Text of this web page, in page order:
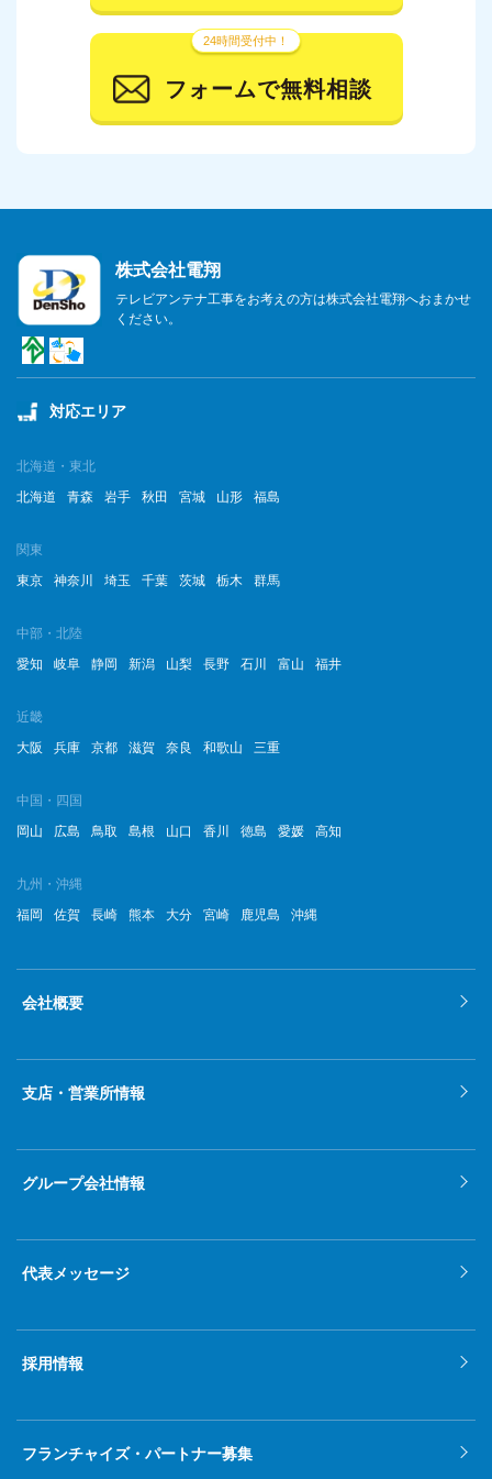
24時間受付中！
フォームで無料相談
株式会社電翔
テレビアンテナ工事をお考えの方は株式会社電翔へおまかせ
ください。
対応エリア
北海道・東北
北海道
青森 岩手 秋田 宮城 山形 福島
関東
東京
神奈川 埼玉 千葉 茨城 栃木 群馬
中部・北陸
愛知
岐阜 静岡 新潟 山梨 長野 石川 富山 福井
近畿
大阪
兵庫 京都 滋賀 奈良 和歌山 三重
中国・四国
岡山
広島 鳥取 島根 山口 香川 徳島 愛媛 高知
九州・沖縄
福岡
佐賀 長崎 熊本 大分 宮崎 鹿児島 沖縄
会社概要
支店・営業所情報
グループ会社情報
代表メッセージ
採用情報
フランチャイズ・パートナー募集